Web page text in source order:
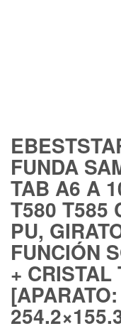
FUNDA
TAB A6 A
T580 T585
PU,
FUNCIÓN
+ CRISTAL
[APARATO: